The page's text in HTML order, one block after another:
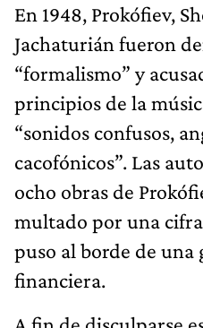
En 1948, Prokófiev,
Jachaturián fueron
“formalismo” y
principios de la
“sonidos confusos,
cacofónicos”. Las
ocho obras de
multado por una
puso al borde de una
financiera.